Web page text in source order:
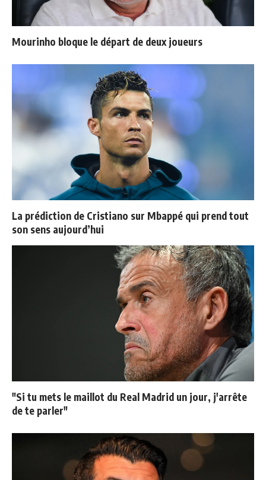
Mourinho bloque le départ de deux joueurs
La prédiction de Cristiano sur Mbappé qui prend tout
son sens aujourd’hui
"Si tu mets le maillot du Real Madrid un jour, j'arrête
de te parler"